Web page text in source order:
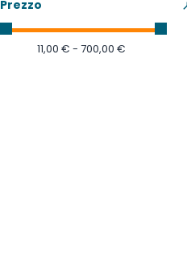
Prezzo
11,00 € - 700,00 €